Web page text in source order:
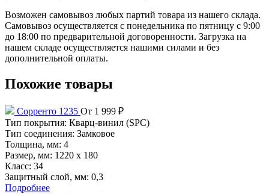
Возможен самовывоз любых партий товара из нашего склада.
Самовывоз осуществляется с понедельника по пятницу с 9:00
до 18:00 по предварительной договоренности. Загрузка на
нашем складе осуществляется нашими силами и без
дополнительной оплаты.
Похожие товары
Сорренто 1235 От 1 999 ₽
Тип покрытия: Кварц-винил (SPC)
Тип соединения: Замковое
Толщина, мм: 4
Размер, мм: 1220 х 180
Класс: 34
Защитный слой, мм: 0,3
Подробнее